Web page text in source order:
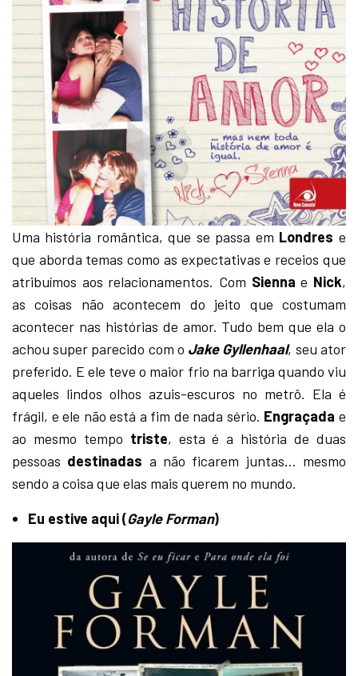
Uma história romântica, que se passa em Londres e
que aborda temas como as expectativas e receios que
atribuímos aos relacionamentos. Com Sienna e Nick,
as coisas não acontecem do jeito que costumam
acontecer nas histórias de amor. Tudo bem que ela o
achou super parecido com o Jake Gyllenhaal, seu ator
preferido. E ele teve o maior frio na barriga quando viu
aqueles lindos olhos azuis-escuros no metrô. Ela é
frágil, e ele não está a fim de nada sério. Engraçada e
ao mesmo tempo triste, esta é a história de duas
pessoas destinadas a não ficarem juntas… mesmo
sendo a coisa que elas mais querem no mundo.
Eu estive aqui (Gayle Forman)